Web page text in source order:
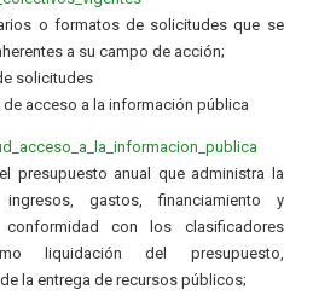
o formatos de solicitudes que se
a su campo de acción;
solicitudes
acceso a la información pública
presupuesto anual que administra la
ingresos, gastos, financiamiento y
con los clasificadores
liquidación del presupuesto,
la entrega de recursos públicos;